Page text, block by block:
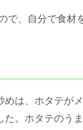
で、自分で食材
は、ホタテが
。ホタテのう